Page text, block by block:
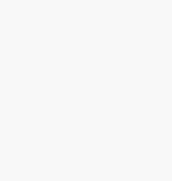
習 - 4月16日